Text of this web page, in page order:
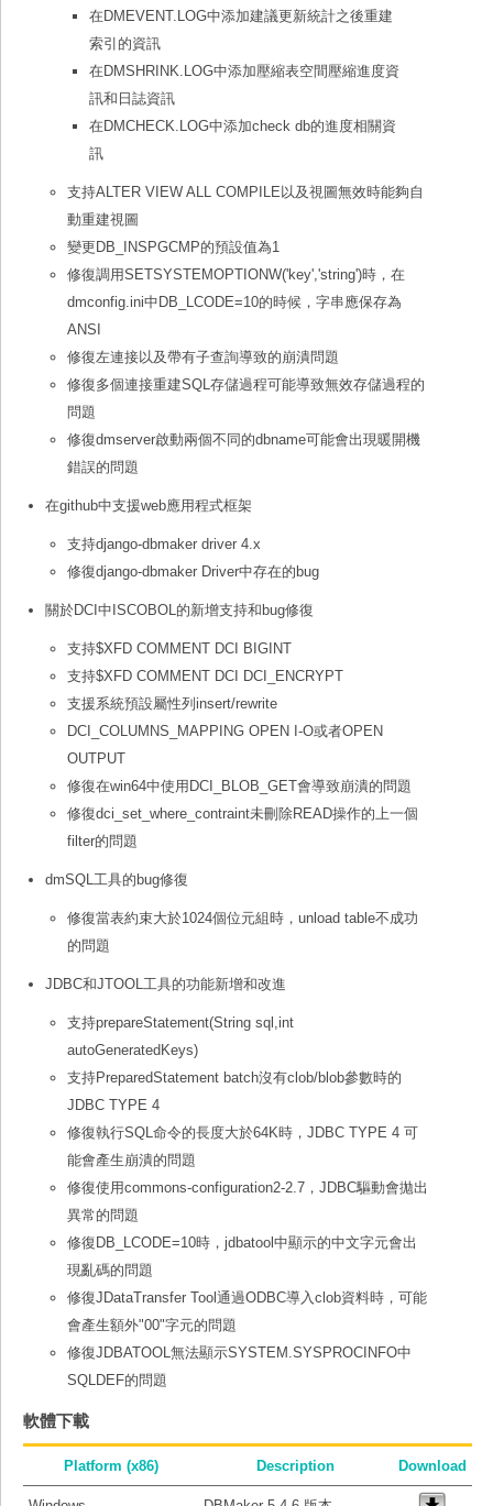
在DMEVENT.LOG中添加建議更新統計之後重建
索引的資訊
在DMSHRINK.LOG中添加壓縮表空間壓縮進度資
訊和日誌資訊
在DMCHECK.LOG中添加check db的進度相關資
訊
支持ALTER VIEW ALL COMPILE以及視圖無效時能夠自
動重建視圖
變更DB_INSPGCMP的預設值為1
修復調用SETSYSTEMOPTIONW('key','string')時，在
dmconfig.ini中DB_LCODE=10的時候，字串應保存為
ANSI
修復左連接以及帶有子查詢導致的崩潰問題
修復多個連接重建SQL存儲過程可能導致無效存儲過程的
問題
修復dmserver啟動兩個不同的dbname可能會出現暖開機
錯誤的問題
在github中支援web應用程式框架
支持django-dbmaker driver 4.x
修復django-dbmaker Driver中存在的bug
關於DCI中ISCOBOL的新增支持和bug修復
支持$XFD COMMENT DCI BIGINT
支持$XFD COMMENT DCI DCI_ENCRYPT
支援系統預設屬性列insert/rewrite
DCI_COLUMNS_MAPPING OPEN I-O或者OPEN
OUTPUT
修復在win64中使用DCI_BLOB_GET會導致崩潰的問題
修復dci_set_where_contraint未刪除READ操作的上一個
filter的問題
dmSQL工具的bug修復
修復當表約束大於1024個位元組時，unload table不成功
的問題
JDBC和JTOOL工具的功能新增和改進
支持prepareStatement(String sql,int
autoGeneratedKeys)
支持PreparedStatement batch沒有clob/blob參數時的
JDBC TYPE 4
修復執行SQL命令的長度大於64K時，JDBC TYPE 4 可
能會產生崩潰的問題
修復使用commons-configuration2-2.7，JDBC驅動會拋出
異常的問題
修復DB_LCODE=10時，jdbatool中顯示的中文字元會出
現亂碼的問題
修復JDataTransfer Tool通過ODBC導入clob資料時，可能
會產生額外"00"字元的問題
修復JDBATOOL無法顯示SYSTEM.SYSPROCINFO中
SQLDEF的問題
軟體下載
Platform (x86) Description Download